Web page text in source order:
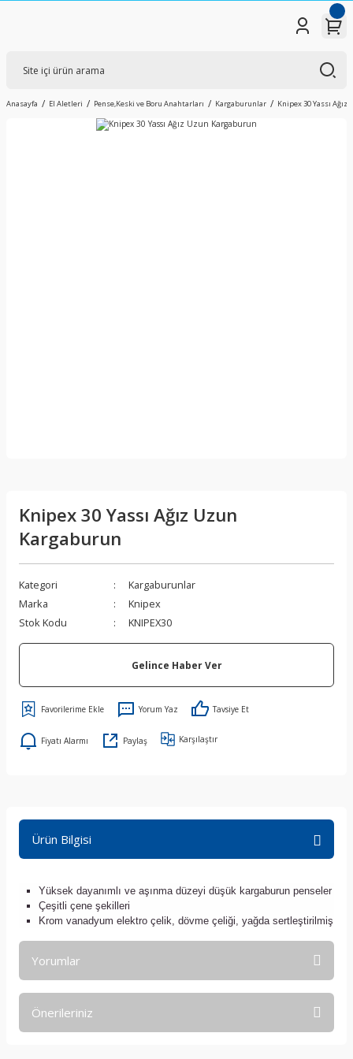
Anasayfa El Aletleri Pense,Keski ve Boru Anahtarları Kargaburunlar Knipex 30 Yassı
Knipex 30 Yassı Ağız Uzun
Kargaburun
Kategori
Kargaburunlar
Marka
Knipex
Stok Kodu
KNIPEX30
Gelince Haber Ver
Yorum Yaz Tavsiye Et
Fiyatı Alarmı Paylaş Karşılaştır
Ürün Bilgisi
Yüksek dayanımlı ve aşınma düzeyi düşük kargaburun penseler
Çeşitli çene şekilleri
Krom vanadyum elektro çelik, dövme çeliği, yağda sertleştirilmiş
Yorumlar
Önerileriniz